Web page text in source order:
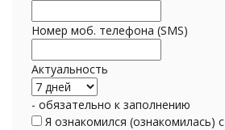
Номер моб. телефона (SMS)
Актуальность
- обязательно к заполнению
Я ознакомился (ознакомилась) с